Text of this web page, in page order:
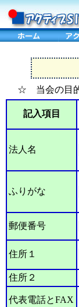
☆ 当会の目
記入項目
法人名
ふりがな
郵便番号
住所１
住所２
代表電話とFAX